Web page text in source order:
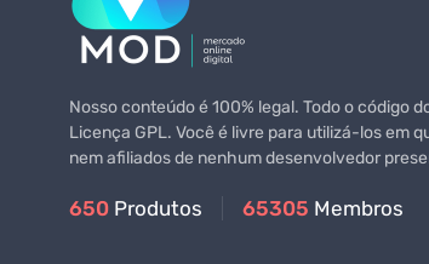
Nosso conteúdo é 100% legal. Todo o código
Licença GPL. Você é livre para utilizá-los em
nem afiliados de nenhum desenvolvedor
650 Produtos 65305 Membros